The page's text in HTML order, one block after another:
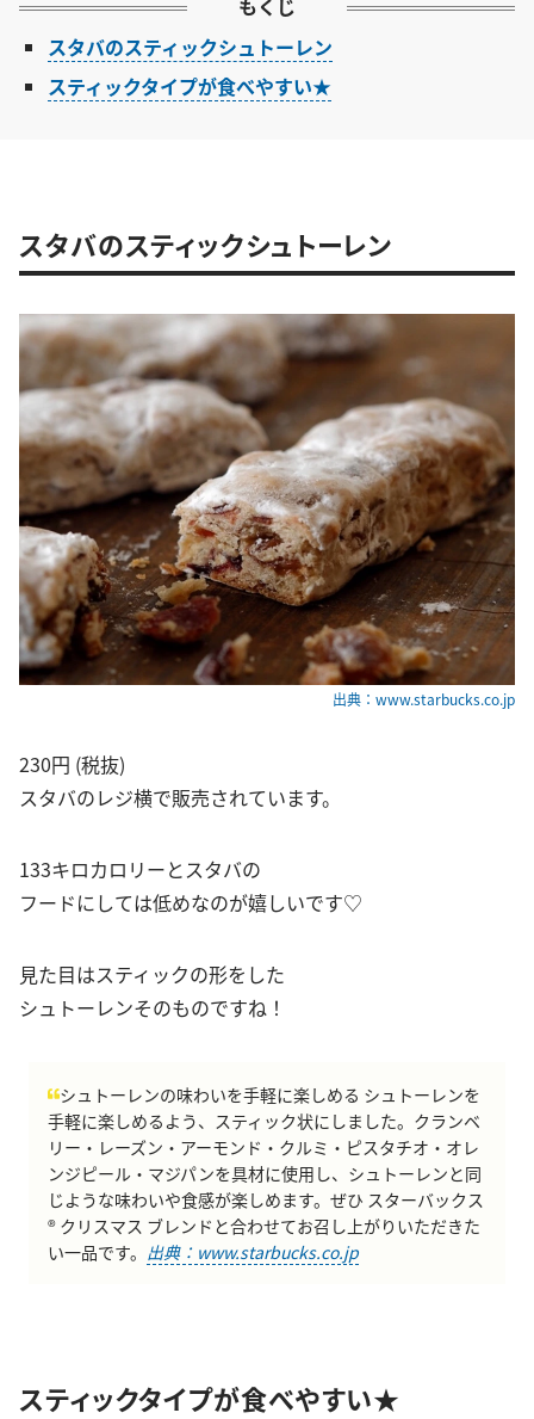
もくじ
スタバのスティックシュトーレン
スティックタイプが食べやすい★
スタバのスティックシュトーレン
出典：www.starbucks.co.jp
230円 (税抜)
スタバのレジ横で販売されています。
133キロカロリーとスタバの
フードにしては低めなのが嬉しいです♡
見た目はスティックの形をした
シュトーレンそのものですね！
シュトーレンの味わいを手軽に楽しめる シュトーレンを
手軽に楽しめるよう、スティック状にしました。クランベ
リー・レーズン・アーモンド・クルミ・ピスタチオ・オレ
ンジピール・マジパンを具材に使用し、シュトーレンと同
じような味わいや食感が楽しめます。ぜひ スターバックス
® クリスマス ブレンドと合わせてお召し上がりいただきた
い一品です。 出典：www.starbucks.co.jp
スティックタイプが食べやすい★